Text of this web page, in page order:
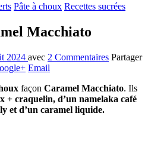
Pâte à choux Recettes sucrées
Macchiato
2024 avec 2 Commentaires Partager
Email
façon Caramel Macchiato. Ils
+ craquelin, d’un namelaka café
et d’un caramel liquide.